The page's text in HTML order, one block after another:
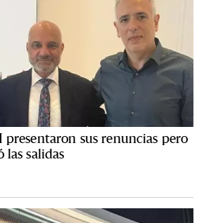
presentaron sus renuncias pero
salidas